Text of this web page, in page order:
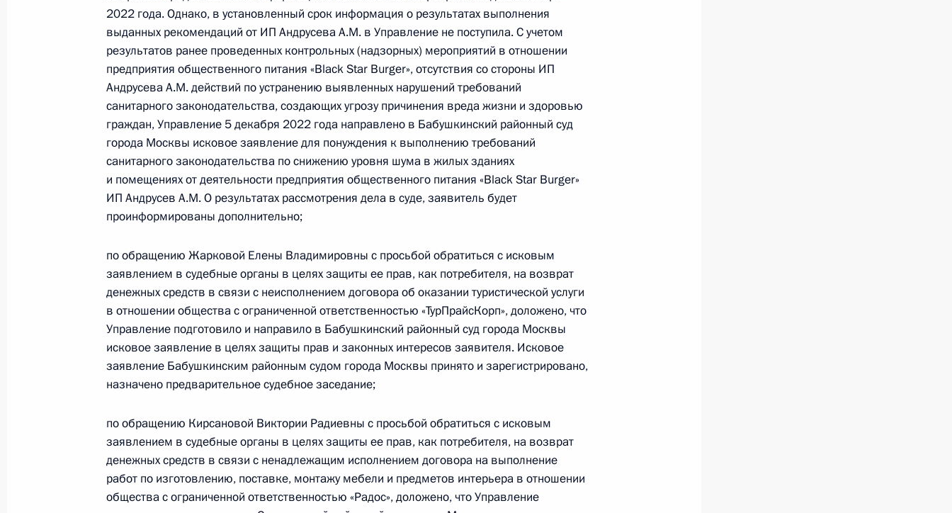
Российской Федерации Ларисой Брычевой в Приёмной Президента Российской
Федерации по приёму граждан в Москве 17 ноября 2021 года
26 декабря 2022 года, 18:58
23 декабря 2022 года, пятница
Исполнены поручения, данные по результатам личного приёма, проведённого
по поручению Президента Российской Федерации начальником Управления
Федеральной службы безопасности Российской Федерации по городу Москве
и Московской области Алексеем Дорофеевым в Приёмной Президента Российской
23 декабря 2022 года, 17:37
Исполнено поручение (меры приняты), данное по итогам личного приёма жителя
города Москвы, проведённого по поручению Президента Российской Федерации
Мэром Москвы Сергеем Собяниным в Приёмной Президента Российской
Федерации по приёму граждан в Москве 6 октября 2021 года
О ходе исполнения поручения, данного по итогам личного приёма жителя города
Москвы, проведённого по поручению Президента Российской Федерации Мэром
Москвы Сергеем Собяниным в Приёмной Президента Российской Федерации
2022 года. Однако, в установленный срок информация о результатах выполнения
выданных рекомендаций от ИП Андрусева А.М. в Управление не поступила. С учетом
результатов ранее проведенных контрольных (надзорных) мероприятий в отношении
предприятия общественного питания «Black Star Burger», отсутствия со стороны ИП
Андрусева А.М. действий по устранению выявленных нарушений требований
санитарного законодательства, создающих угрозу причинения вреда жизни и здоровью
граждан, Управление 5 декабря 2022 года направлено в Бабушкинский районный суд
города Москвы исковое заявление для понуждения к выполнению требований
санитарного законодательства по снижению уровня шума в жилых зданиях
и помещениях от деятельности предприятия общественного питания «Black Star Burger»
ИП Андрусев А.М. О результатах рассмотрения дела в суде, заявитель будет
проинформированы дополнительно;
по обращению Жарковой Елены Владимировны с просьбой обратиться с исковым
заявлением в судебные органы в целях защиты ее прав, как потребителя, на возврат
денежных средств в связи с неисполнением договора об оказании туристической услуги
в отношении общества с ограниченной ответственностью «ТурПрайсКорп», доложено, что
Управление подготовило и направило в Бабушкинский районный суд города Москвы
исковое заявление в целях защиты прав и законных интересов заявителя. Исковое
заявление Бабушкинским районным судом города Москвы принято и зарегистрировано,
назначено предварительное судебное заседание;
по обращению Кирсановой Виктории Радиевны с просьбой обратиться с исковым
заявлением в судебные органы в целях защиты ее прав, как потребителя, на возврат
денежных средств в связи с ненадлежащим исполнением договора на выполнение
работ по изготовлению, поставке, монтажу мебели и предметов интерьера в отношении
общества с ограниченной ответственностью «Радос», доложено, что Управление